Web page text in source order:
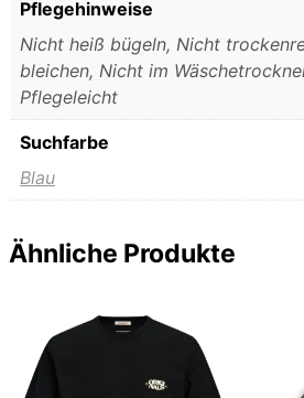
Pflegehinweise
Nicht heiß bügeln, Nicht
bleichen, Nicht im
Pflegeleicht
Suchfarbe
Blau
Ähnliche Produkte